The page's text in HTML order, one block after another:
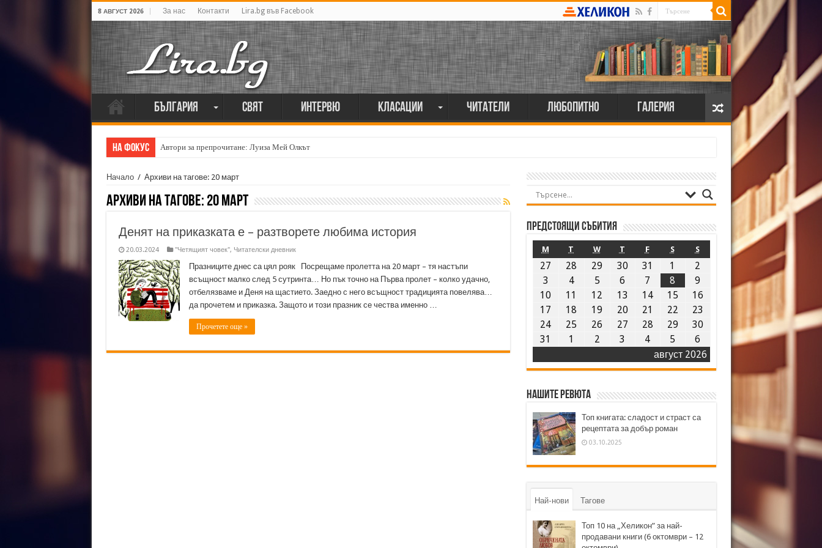
8 АВГУСТ 2026 За нас Контакти Lira.bg във Facebook
България Свят Интервю Класации Читатели Любопитно Галерия
На фокус Автори за препрочитане: Луиза Мей Олкът
Начало / Архиви на тагове: 20 март
Архиви на тагове: 20 март
Денят на приказката е – разтворете любима история
20.03.2024 "Четящият човек", Читателски дневник
Празниците днес са цял рояк Посрещаме пролетта на 20 март – тя настъпи
всъщност малко след 5 сутринта… Но пък точно на Първа пролет – колко удачно,
отбелязваме и Деня на щастието. Заедно с него всъщност традицията повелява…
да прочетем и приказка. Защото и този празник се чества именно …
Прочетете още »
Предстоящи събития
август 2026
M T W T F S S
27 28 29 30 31 1
2
3
4 5 6 7 8
9
10
11 12 13 14 15
16
17
18 19 20 21 22
23
24
25 26 27 28 29
30
31
1 2 3 4 5 6
Нашите ревюта
Топ книгата: сладост и страст са
рецептата за добър роман
03.10.2025
Най-нови Тагове
Топ 10 на „Хеликон” за най-
продавани книги (6 октомври – 12